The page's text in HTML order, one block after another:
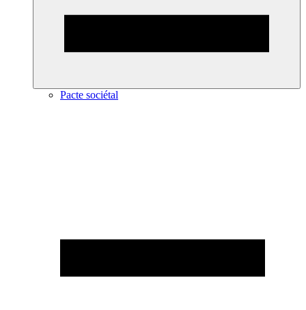
Pacte sociétal